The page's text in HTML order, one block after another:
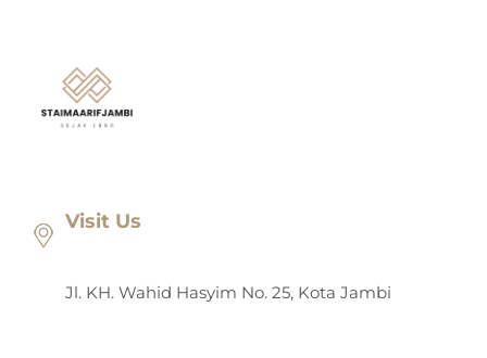
Visit Us
Jl. KH. Wahid Hasyim No. 25, Kota Jambi